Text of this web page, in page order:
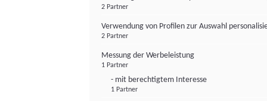
2 Partner
Verwendung von Profilen zur Auswahl
2 Partner
Messung der Werbeleistung
1 Partner
- mit berechtigtem Interesse
1 Partner